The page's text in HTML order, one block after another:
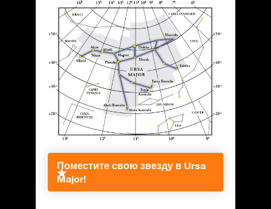
Поместите свою звезду в Ursa
Major!